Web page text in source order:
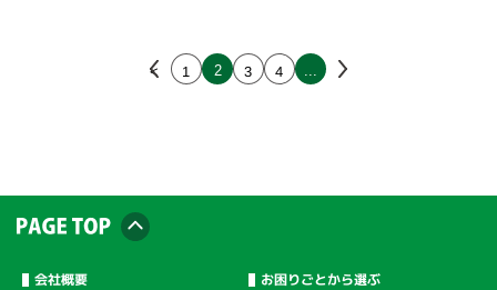
< 1 2 3 4 ...
会社概要 お困りごとから選ぶ